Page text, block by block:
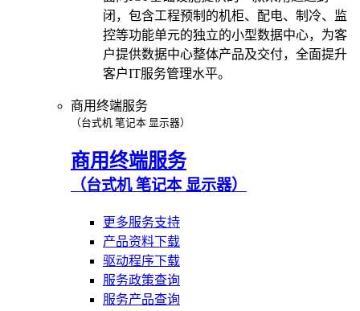
闭，包含工程预制的机柜、配电、制冷、监
控等功能单元的独立的小型数据中心，为客
户提供数据中心整体产品及交付，全面提升
客户IT服务管理水平。
商用终端服务
（台式机 笔记本 显示器）
商用终端服务
（台式机 笔记本 显示器）
更多服务支持
产品资料下载
驱动程序下载
服务政策查询
服务产品查询